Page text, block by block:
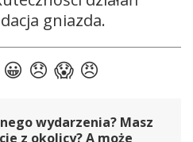
gniazda.
wydarzenia? Masz
z okolicy? A może